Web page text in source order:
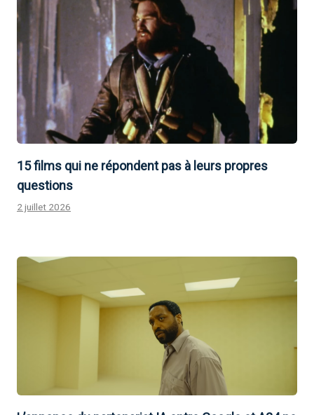
15 films qui ne répondent pas à leurs propres
questions
2 juillet 2026